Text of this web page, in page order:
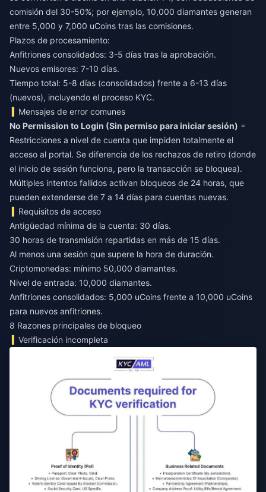
comisión del 30-50%; por ejemplo, 10,000 diamantes generan
entre 5,000 y 7,000 uCoins tras las comisiones.
Plazos de procesamiento:
Anfitriones consolidados: 3-5 días tras la aprobación.
Nuevos emisores: 7-10 días.
Tiempo total: 5-8 días (consolidados) frente a 6-13 días
(nuevos), incluyendo el proceso KYC.
Mensajes de error comunes
No Permission to Login (Sin permiso para iniciar sesión) =
Restricciones a nivel de cuenta que impiden totalmente el
acceso al portal. Se diferencia de los rechazos de retiro (donde
el inicio de sesión funciona, pero la transacción se bloquea).
Múltiples intentos fallidos activan bloqueos de 24 horas, que
pueden extenderse de 7 a 14 días para cuentas nuevas.
Requisitos de acceso
Antigüedad mínima de la cuenta: 30 días.
30 horas de transmisión repartidas en más de 15 días.
Al menos una sesión que supere la hora de duración.
Criptomonedas: mínimo 50,000 diamantes.
Nivel de entrada: 10,000 diamantes.
Anfitriones consolidados: 5,000 uCoins frente a 10,000 uCoins
para nuevos anfitriones.
8 Razones principales de bloqueo
Verificación incompleta